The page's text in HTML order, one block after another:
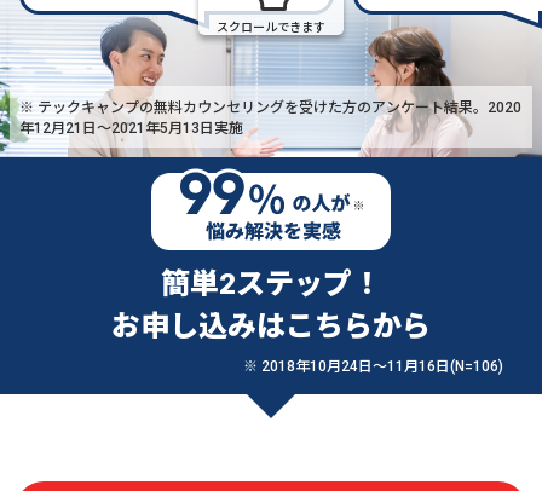
スクロールできます
※ テックキャンプの無料カウンセリングを受けた方のアンケート結果。2020
年12月21日〜2021年5月13日実施
簡単2ステップ！
お申し込みはこちらから
※ 2018年10月24日〜11月16日(N=106)